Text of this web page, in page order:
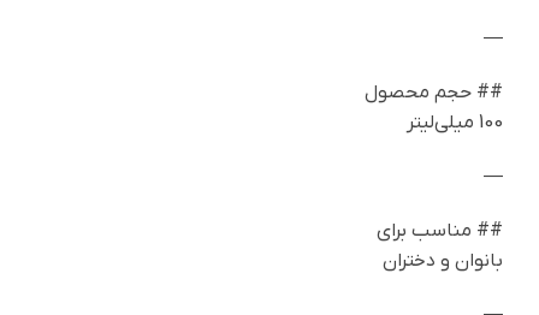
—
## حجم محصول
100 میلی‌لیتر
—
## مناسب برای
بانوان و دختران